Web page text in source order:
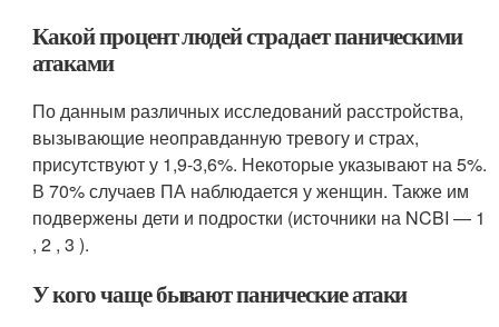
Какой процент людей страдает паническими
атаками
По данным различных исследований расстройства,
вызывающие неоправданную тревогу и страх,
присутствуют у 1,9-3,6%. Некоторые указывают на 5%.
В 70% случаев ПА наблюдается у женщин. Также им
подвержены дети и подростки (источники на NCBI — 1
, 2 , 3 ).
У кого чаще бывают панические атаки